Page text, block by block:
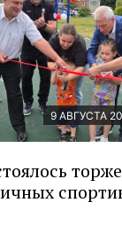
9 АВГУСТА